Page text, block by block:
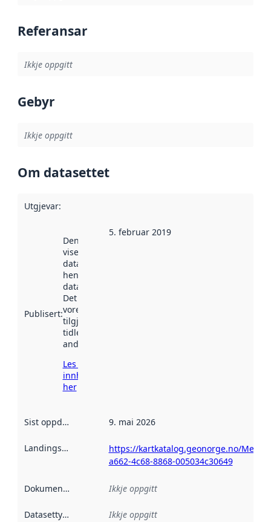
Referansar
Ikkje oppgitt
Gebyr
Ikkje oppgitt
Om datasettet
Utgjevar:
Publisert:
Denne datoen
viser når
datasettet vart
henta inn av
data.norge.no.
Det kan ha
vore
tilgjengeleg
tidlegare
andre stader.
Les meir om
innhenting
her
5. februar 2019
Sist oppdatert 9. mai 2026
Landingsside
https://kartkatalog.geonorge.no/
a662-4c68-8868-005034c30649
Dokumentasjon Ikkje oppgitt
Datasettype Ikkje oppgitt